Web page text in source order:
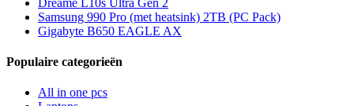
Dreame L10s Ultra Gen 2
Samsung 990 Pro (met heatsink) 2TB (PC Pack)
Gigabyte B650 EAGLE AX
Populaire categorieën
All in one pcs